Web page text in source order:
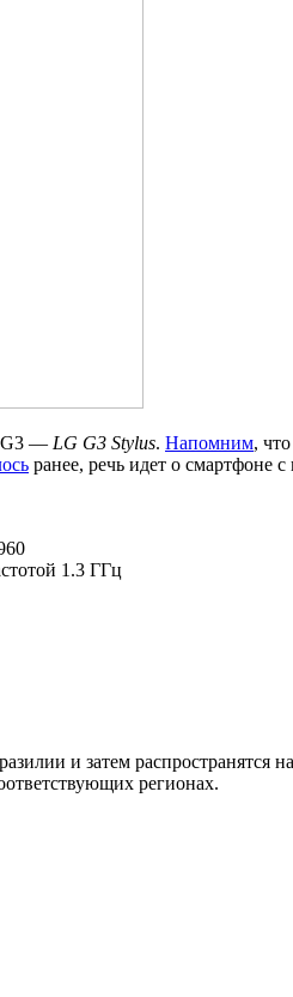
G3 — LG G3 Stylus. Напомним,
ранее, речь идет о смартфоне
1.3 ГГц
и затем
регионах.